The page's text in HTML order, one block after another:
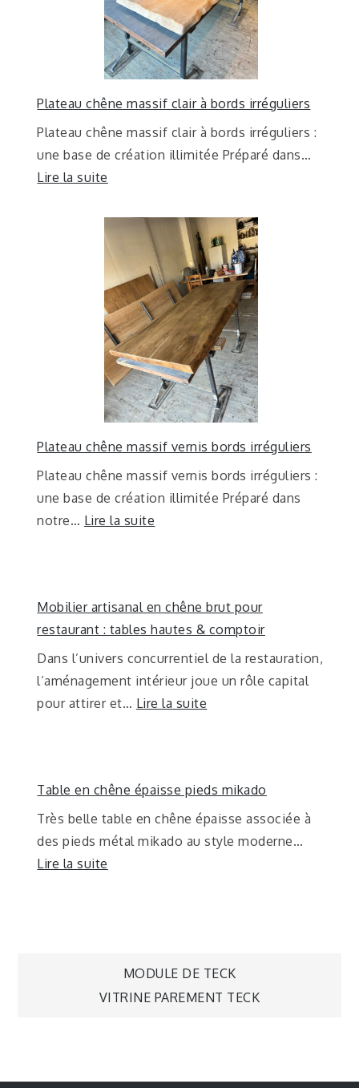
Plateau chêne massif clair à bords irréguliers
Plateau chêne massif clair à bords irréguliers :
une base de création illimitée Préparé dans…
Lire la suite
Plateau chêne massif vernis bords irréguliers
Plateau chêne massif vernis bords irréguliers :
une base de création illimitée Préparé dans
notre… Lire la suite
Mobilier artisanal en chêne brut pour
restaurant : tables hautes & comptoir
Dans l’univers concurrentiel de la restauration,
l’aménagement intérieur joue un rôle capital
pour attirer et… Lire la suite
Table en chêne épaisse pieds mikado
Très belle table en chêne épaisse associée à
des pieds métal mikado au style moderne…
Lire la suite
MODULE DE TECK
VITRINE PAREMENT TECK